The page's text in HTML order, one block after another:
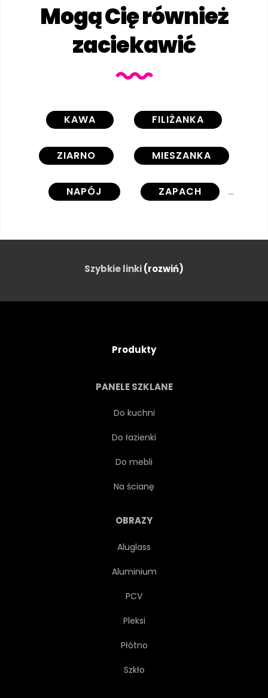
Mogą Cię również
zaciekawić
KAWA FILIŻANKA
ZIARNO MIESZANKA
NAPÓJ ZAPACH
PRZYGOTOWANIE
ROZCHLAPAĆ EXPRESSO
MAŁA CZARNA
PANORAMICZNY
Szybkie linki(rozwiń)
Produkty
PANELE SZKLANE
Do kuchni
Do łazienki
Do mebli
Na ścianę
OBRAZY
Aluglass
Aluminium
PCV
Pleksi
Płótno
Szkło